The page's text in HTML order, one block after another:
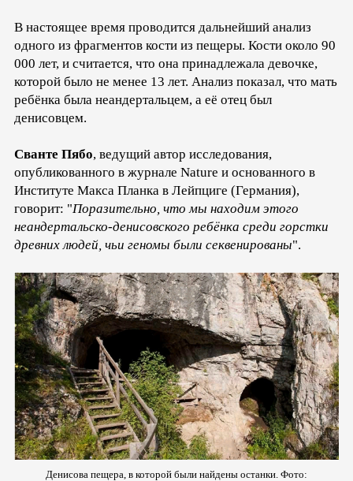
В настоящее время проводится дальнейший анализ
одного из фрагментов кости из пещеры. Кости около 90
000 лет, и считается, что она принадлежала девочке,
которой было не менее 13 лет. Анализ показал, что мать
ребёнка была неандертальцем, а её отец был
денисовцем.
Сванте Пябо, ведущий автор исследования,
опубликованного в журнале Nature и основанного в
Институте Макса Планка в Лейпциге (Германия),
говорит: "Поразительно, что мы находим этого
неандертальско-денисовского ребёнка среди горстки
древних людей, чьи геномы были секвенированы".
Денисова пещера, в которой были найдены останки. Фото: